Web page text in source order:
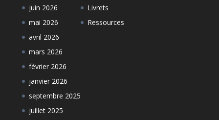
juin 2026
mai 2026
avril 2026
mars 2026
février 2026
janvier 2026
septembre 2025
juillet 2025
Livrets
Ressources